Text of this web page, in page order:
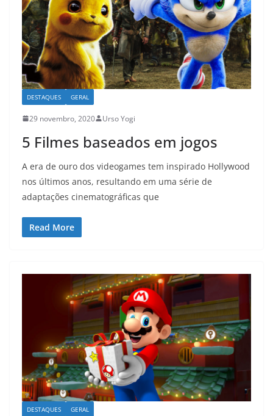
DESTAQUES GERAL
29 novembro, 2020 Urso Yogi
5 Filmes baseados em jogos
A era de ouro dos videogames tem inspirado Hollywood
nos últimos anos, resultando em uma série de
adaptações cinematográficas que
Read More
DESTAQUES GERAL